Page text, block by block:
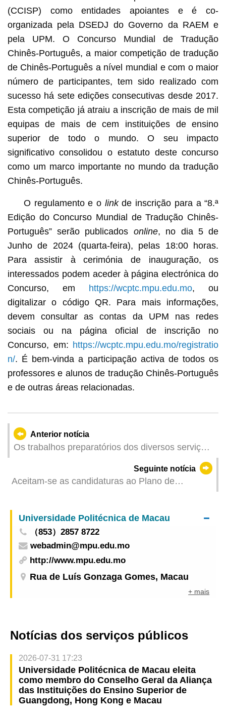
(CCISP) como entidades apoiantes e é co-
organizada pela DSEDJ do Governo da RAEM e
pela UPM. O Concurso Mundial de Tradução
Chinês-Português, a maior competição de tradução
de Chinês-Português a nível mundial e com o maior
número de participantes, tem sido realizado com
sucesso há sete edições consecutivas desde 2017.
Esta competição já atraiu a inscrição de mais de mil
equipas de mais de cem instituições de ensino
superior de todo o mundo. O seu impacto
significativo consolidou o estatuto deste concurso
como um marco importante no mundo da tradução
Chinês-Português.
O regulamento e o linkde inscrição para a “8.ª
Edição do Concurso Mundial de Tradução Chinês-
Português” serão publicados online, no dia 5 de
Junho de 2024 (quarta-feira), pelas 18:00 horas.
Para assistir à cerimónia de inauguração, os
interessados podem aceder à página electrónica do
Concurso, em https://wcptc.mpu.edu.mo, ou
digitalizar o código QR. Para mais informações,
devem consultar as contas da UPM nas redes
sociais ou na página oficial de inscrição no
Concurso, em: https://wcptc.mpu.edu.mo/registratio
n/. É bem-vinda a participação activa de todos os
professores e alunos de tradução Chinês-Português
e de outras áreas relacionadas.
Anterior notícia
Os trabalhos preparatórios dos diversos serviços
desenvolvidos de forma ordenada A prestação de
serviços de consultas externas de especialidades
Saúde começou a partir de hoje (dia 24)
Seguinte notícia
Aceitam-se as candidaturas ao Plano de
do ano lectivo de 2024/2025
Universidade Politécnica de Macau
（853）2857 8722
webadmin@mpu.edu.mo
http://www.mpu.edu.mo
Rua de Luís Gonzaga Gomes, Macau
+ mais
Notícias dos serviços públicos
2026-07-31 17:23
Universidade Politécnica de Macau eleita
como membro do Conselho Geral da Aliança
das Instituições do Ensino Superior de
Guangdong, Hong Kong e Macau